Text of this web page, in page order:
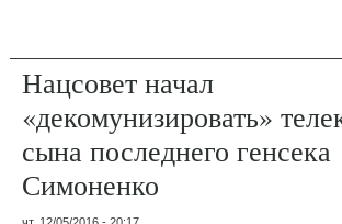
Нацсовет начал
«декомунизировать»
сына последнего генсека
Симоненко